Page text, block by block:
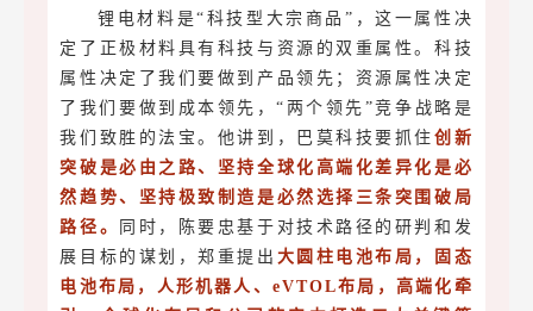
锂电材料是“科技型大宗商品”，这一属性决
定了正极材料具有科技与资源的双重属性。科技
属性决定了我们要做到产品领先；资源属性决定
了我们要做到成本领先，“两个领先”竞争战略是
我们致胜的法宝。他讲到，巴莫科技要抓住创新
突破是必由之路、坚持全球化高端化差异化是必
然趋势、坚持极致制造是必然选择三条突围破局
路径。
同时，陈要忠基于对技术路径的研判和发
展目标的谋划，郑重提出 大圆柱电池布局，固态
电池布局，人形机器人、eVTOL布局，高端化牵